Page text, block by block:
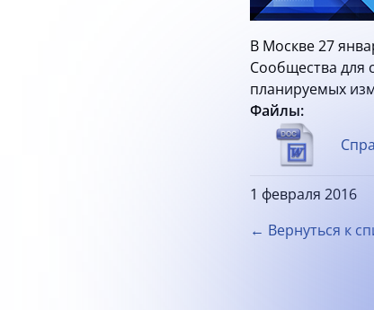
В Москве 27
Сообщества для
планируемых
Файлы:
1 февраля 2016
← Вернуться к